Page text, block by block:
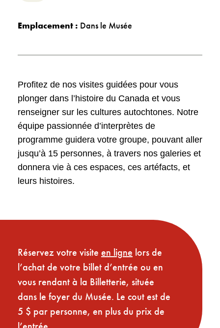
Emplacement : Dans le Musée
Profitez de nos visites guidées pour vous
plonger dans l’histoire du Canada et vous
renseigner sur les cultures autochtones. Notre
équipe passionnée d’interprètes de
programme guidera votre groupe, pouvant aller
jusqu’à 15 personnes, à travers nos galeries et
donnera vie à ces espaces, ces artéfacts, et
leurs histoires.
Réservez votre visite en ligne lors de
l’achat de votre billet d’entrée ou en
vous rendant à la Billetterie, située
dans le foyer du Musée. Le cout est de
5 $ par personne, en plus du prix de